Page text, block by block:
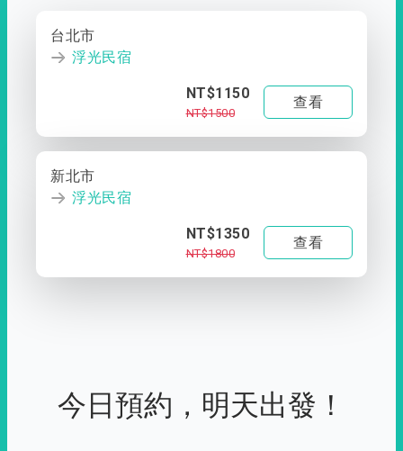
台北市
浮光民宿
NT$1150
NT$1500
查看
新北市
浮光民宿
NT$1350
NT$1800
查看
今日預約，明天出發！